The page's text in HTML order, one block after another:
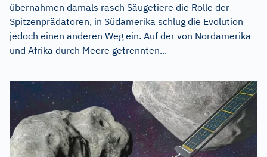
übernahmen damals rasch Säugetiere die Rolle der
Spitzenprädatoren, in Südamerika schlug die Evolution
jedoch einen anderen Weg ein. Auf der von Nordamerika
und Afrika durch Meere getrennten...